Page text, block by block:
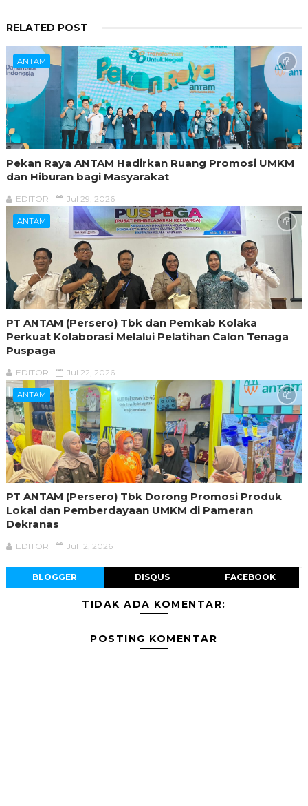
RELATED POST
ANTAM
Pekan Raya ANTAM Hadirkan Ruang Promosi UMKM
dan Hiburan bagi Masyarakat
EDITOR Jul 29, 2026
ANTAM
PT ANTAM (Persero) Tbk dan Pemkab Kolaka
Perkuat Kolaborasi Melalui Pelatihan Calon Tenaga
Puspaga
EDITOR Jul 22, 2026
ANTAM
PT ANTAM (Persero) Tbk Dorong Promosi Produk
Lokal dan Pemberdayaan UMKM di Pameran
Dekranas
EDITOR Jul 12, 2026
BLOGGER DISQUS FACEBOOK
TIDAK ADA KOMENTAR:
POSTING KOMENTAR